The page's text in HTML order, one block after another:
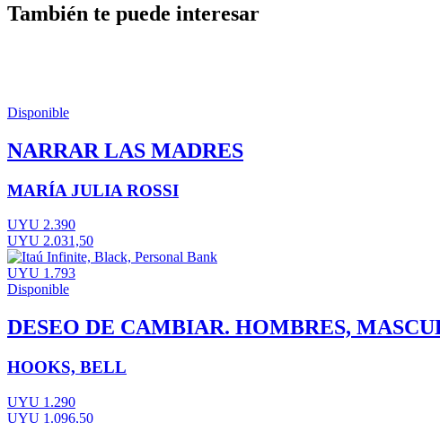
También te puede interesar
Disponible
NARRAR LAS MADRES
MARÍA JULIA ROSSI
UYU 2.390
UYU 2.031,50
UYU 1.793
Disponible
DESEO DE CAMBIAR. HOMBRES,
HOOKS, BELL
UYU 1.290
UYU 1.096,50